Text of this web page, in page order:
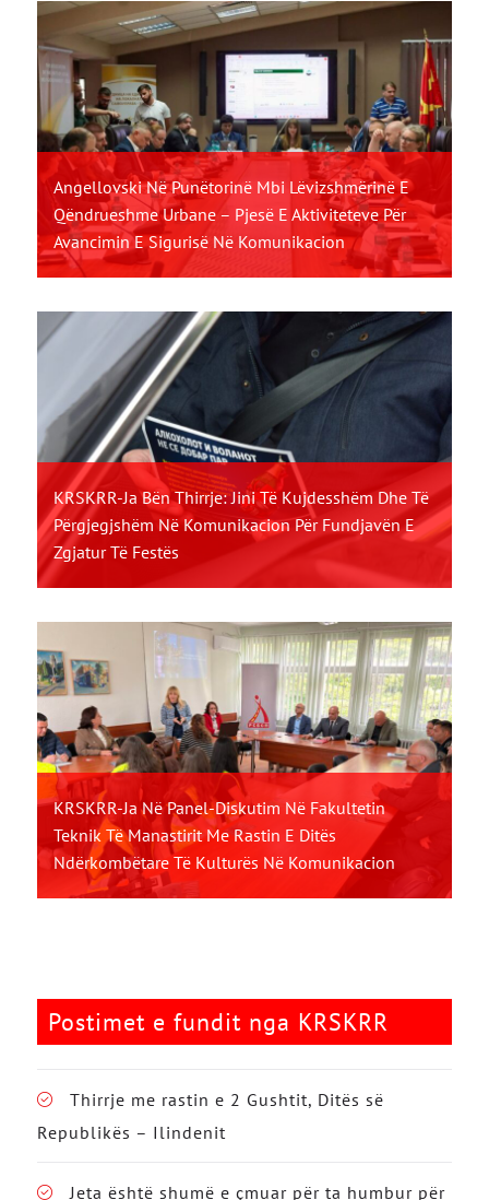
Angellovski Në Punëtorinë Mbi Lëvizshmërinë E
Qëndrueshme Urbane – Pjesë E Aktiviteteve Për
Avancimin E Sigurisë Në Komunikacion
KRSKRR-Ja Bën Thirrje: Jini Të Kujdesshëm Dhe Të
Përgjegjshëm Në Komunikacion Për Fundjavën E
Zgjatur Të Festës
KRSKRR-Ja Në Panel-Diskutim Në Fakultetin
Teknik Të Manastirit Me Rastin E Ditës
Ndërkombëtare Të Kulturës Në Komunikacion
Postimet e fundit nga KRSKRR
Thirrje me rastin e 2 Gushtit, Ditës së
Republikës – Ilindenit
Jeta është shumë e çmuar për ta humbur për